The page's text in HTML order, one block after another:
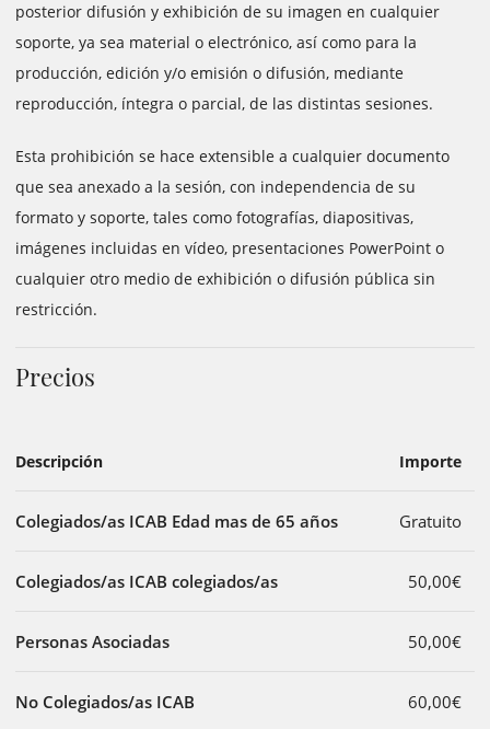
posterior difusión y exhibición de su imagen en cualquier
soporte, ya sea material o electrónico, así como para la
producción, edición y/o emisión o difusión, mediante
reproducción, íntegra o parcial, de las distintas sesiones.
Esta prohibición se hace extensible a cualquier documento
que sea anexado a la sesión, con independencia de su
formato y soporte, tales como fotografías, diapositivas,
imágenes incluidas en vídeo, presentaciones PowerPoint o
cualquier otro medio de exhibición o difusión pública sin
restricción.
Precios
Descripción Importe
Colegiados/as ICAB Edad mas de 65 años Gratuito
Colegiados/as ICAB colegiados/as 50,00€
Personas Asociadas 50,00€
No Colegiados/as ICAB 60,00€